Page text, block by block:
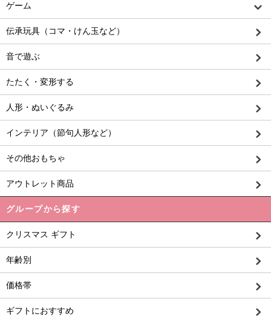
ゲーム
伝承玩具（コマ・けん玉など）
音で遊ぶ
たたく・変形する
人形・ぬいぐるみ
インテリア（節句人形など）
その他おもちゃ
アウトレット商品
グループから探す
クリスマス ギフト
年齢別
価格帯
ギフトにおすすめ